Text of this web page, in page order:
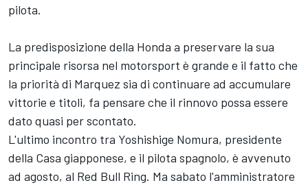
pilota.
La predisposizione della Honda a preservare la sua
principale risorsa nel motorsport è grande e il fatto che
la priorità di Marquez sia di continuare ad accumulare
vittorie e titoli, fa pensare che il rinnovo possa essere
dato quasi per scontato.
L'ultimo incontro tra Yoshishige Nomura, presidente
della Casa giapponese, e il pilota spagnolo, è avvenuto
ad agosto, al Red Bull Ring. Ma sabato l'amministratore